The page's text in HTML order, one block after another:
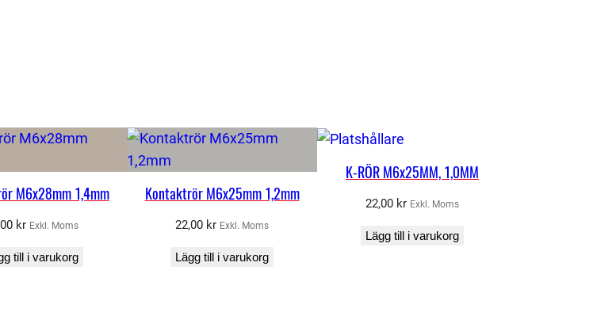
M6x28mm 1,4mm
kr Exkl. Moms
till i varukorg
Kontaktrör M6x25mm 1,2mm
22,00 kr Exkl. Moms
Lägg till i varukorg
K-RÖR M6x25MM, 1,0MM
22,00 kr Exkl. Moms
Lägg till i varukorg